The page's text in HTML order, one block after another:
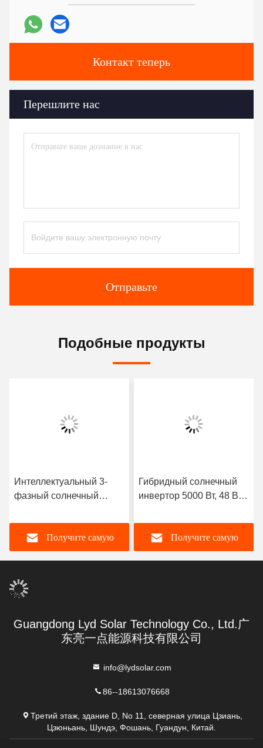
Контакт теперь
Перешлите нас
Отправьте
Подобные продукты
Интеллектуальный 3-
фазный солнечный
чистой синусоидой,
импульсная мощность
10000 ВА,
Получите самую
Гибридный солнечный
инвертор 5000 Вт, 48 В,
тока, защита от
перегрузкиПолучите самую
Guangdong Lyd Solar Technology Co., Ltd.广
东亮一点能源科技有限公司
info@lydsolar.com
86--18613076668
Третий этаж, здание D, No 11, северная улица Цзиань,
Цзюньань, Шундэ, Фошань, Гуандун, Китай.